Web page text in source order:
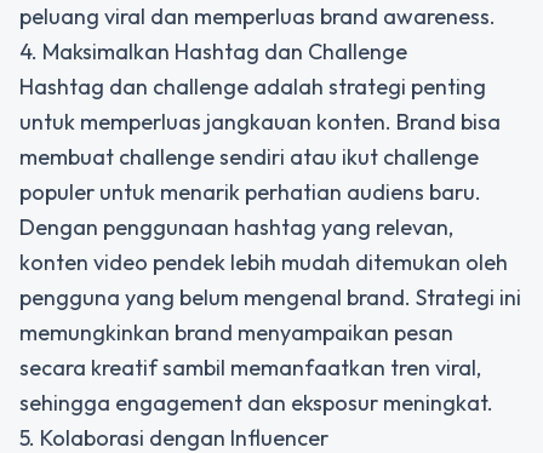
peluang viral dan memperluas brand awareness.
4. Maksimalkan Hashtag dan Challenge
Hashtag dan challenge adalah strategi penting
untuk memperluas jangkauan konten. Brand bisa
membuat challenge sendiri atau ikut challenge
populer untuk menarik perhatian audiens baru.
Dengan penggunaan hashtag yang relevan,
konten video pendek lebih mudah ditemukan oleh
pengguna yang belum mengenal brand. Strategi ini
memungkinkan brand menyampaikan pesan
secara kreatif sambil memanfaatkan tren viral,
sehingga engagement dan eksposur meningkat.
5. Kolaborasi dengan Influencer